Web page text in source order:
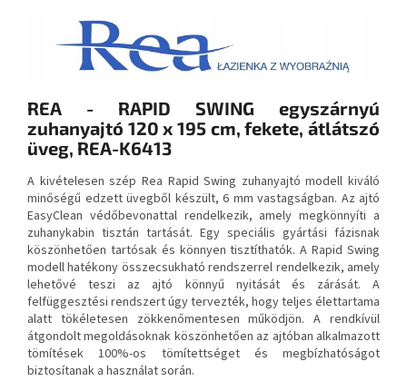
REA - RAPID SWING egyszárnyú
zuhanyajtó 120 x 195 cm, fekete, átlátszó
üveg, REA-K6413
A kivételesen szép Rea Rapid Swing zuhanyajtó modell kiváló
minőségű edzett üvegből készült, 6 mm vastagságban. Az ajtó
EasyClean védőbevonattal rendelkezik, amely megkönnyíti a
zuhanykabin tisztán tartását. Egy speciális gyártási fázisnak
köszönhetően tartósak és könnyen tisztíthatók. A Rapid Swing
modell hatékony összecsukható rendszerrel rendelkezik, amely
lehetővé teszi az ajtó könnyű nyitását és zárását. A
felfüggesztési rendszert úgy tervezték, hogy teljes élettartama
alatt tökéletesen zökkenőmentesen működjön. A rendkívül
átgondolt megoldásoknak köszönhetően az ajtóban alkalmazott
tömítések 100%-os tömítettséget és megbízhatóságot
biztosítanak a használat során.